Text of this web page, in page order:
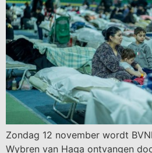
Zondag 12 november wordt
Wybren van Haga ontvangen